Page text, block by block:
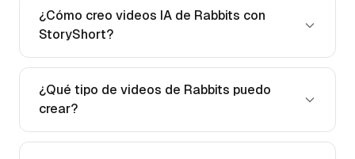
¿Cómo creo videos IA de Rabbits con
StoryShort?
¿Qué tipo de videos de Rabbits puedo
crear?